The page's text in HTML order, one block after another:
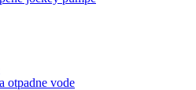
otpadne vode